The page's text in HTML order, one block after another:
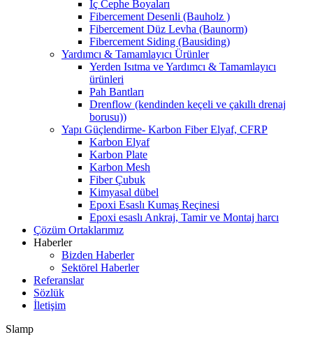
İç Cephe Boyaları
Fibercement Desenli (Bauholz )
Fibercement Düz Levha (Baunorm)
Fibercement Siding (Bausiding)
Yardımcı & Tamamlayıcı Ürünler
Yerden Isıtma ve Yardımcı & Tamamlayıcı
ürünleri
Pah Bantları
Drenflow (kendinden keçeli ve çakıllı drenaj
borusu))
Yapı Güçlendirme- Karbon Fiber Elyaf, CFRP
Karbon Elyaf
Karbon Plate
Karbon Mesh
Fiber Çubuk
Kimyasal dübel
Epoxi Esaslı Kumaş Reçinesi
Epoxi esaslı Ankraj, Tamir ve Montaj harcı
Çözüm Ortaklarımız
Haberler
Bizden Haberler
Sektörel Haberler
Referanslar
Sözlük
İletişim
Slamp